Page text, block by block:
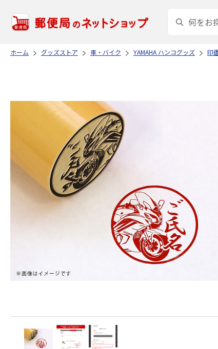
ホーム グッズストア 車・バイク YAMAHA ハンコグッズ 印